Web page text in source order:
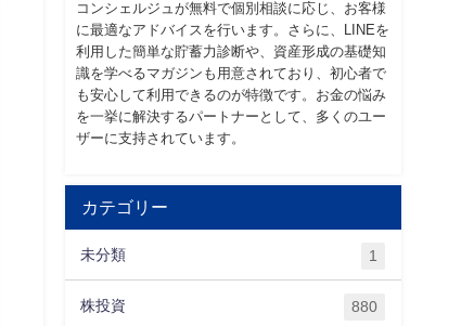
コンシェルジュが無料で個別相談に応じ、お客様
に最適なアドバイスを行います。さらに、LINEを
利用した簡単な貯蓄力診断や、資産形成の基礎知
識を学べるマガジンも用意されており、初心者で
も安心して利用できるのが特徴です。お金の悩み
を一挙に解決するパートナーとして、多くのユー
ザーに支持されています。
カテゴリー
未分類 1
株投資 880